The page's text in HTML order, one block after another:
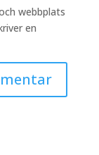
webbplats
en